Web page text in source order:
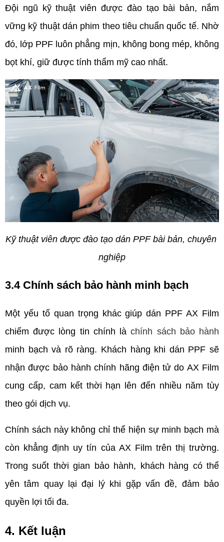
Đội ngũ kỹ thuật viên được đào tạo bài bản, nắm
vững kỹ thuật dán phim theo tiêu chuẩn quốc tế. Nhờ
đó, lớp PPF luôn phẳng mịn, không bong mép, không
bọt khí, giữ được tính thẩm mỹ cao nhất.
Kỹ thuật viên được đào tạo dán PPF bài bản, chuyên
nghiệp
3.4 Chính sách bảo hành minh bạch
Một yếu tố quan trọng khác giúp dán PPF AX Film
chiếm được lòng tin chính là chính sách bảo hành
minh bạch và rõ ràng. Khách hàng khi dán PPF sẽ
nhận được bảo hành chính hãng điện tử do AX Film
cung cấp, cam kết thời hạn lên đến nhiều năm tùy
theo gói dịch vụ.
Chính sách này không chỉ thể hiện sự minh bạch mà
còn khẳng định uy tín của AX Film trên thị trường.
Trong suốt thời gian bảo hành, khách hàng có thể
yên tâm quay lại đại lý khi gặp vấn đề, đảm bảo
quyền lợi tối đa.
4. Kết luận